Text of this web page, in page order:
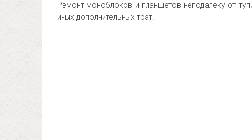
Ремонт моноблоков и планшетов неподалеку от
иных дополнительных трат.